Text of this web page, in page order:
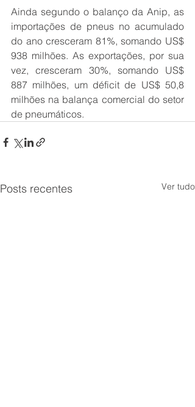
Ainda segundo o balanço da Anip, as
importações de pneus no acumulado
do ano cresceram 81%, somando US$
938 milhões. As exportações, por sua
vez, cresceram 30%, somando US$
887 milhões, um déficit de US$ 50,8
milhões na balança comercial do setor
de pneumáticos.
Posts recentes Ver tudo